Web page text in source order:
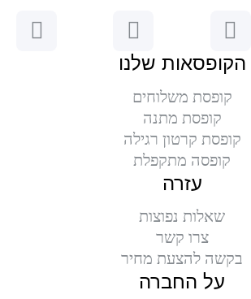
הקופסאות שלנו
קופסת משלוחים
קופסת מתנה
קופסת קרטון רגילה
קופסה מתקפלת
עזרה
שאלות נפוצות
צרו קשר
בקשה להצעת מחיר
על החברה